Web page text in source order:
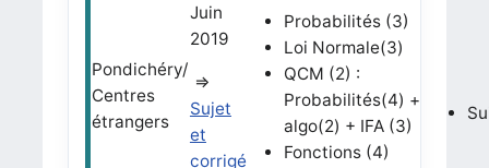
Pondichéry/
Centres
étrangers
Juin
2019
=>
Sujet
et
corrigé
Probabilités (3)
Loi Normale(3)
QCM (2) :
Probabilités(4) +
algo(2) + IFA (3)
Fonctions (4)